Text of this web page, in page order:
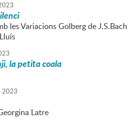
les Variacions Golberg de J.S.Bach
la petita coala
2023
Latre